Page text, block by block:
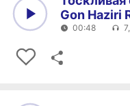
Gon Haziri
00:48